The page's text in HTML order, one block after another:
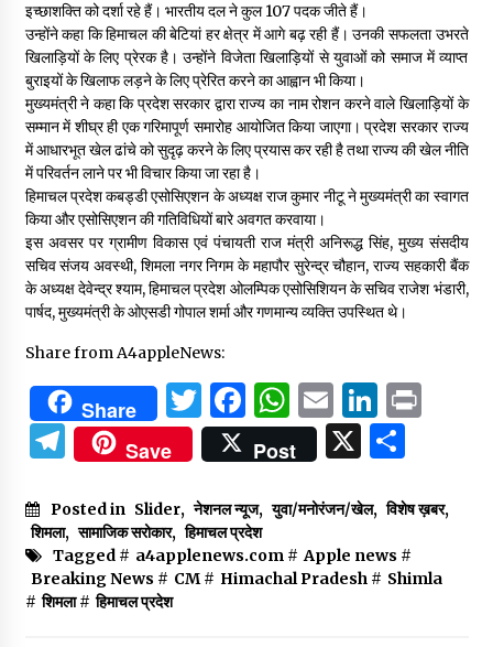
इच्छाशक्ति को दर्शा रहे हैं। भारतीय दल ने कुल 107 पदक जीते हैं।
उन्होंने कहा कि हिमाचल की बेटियां हर क्षेत्र में आगे बढ़ रही हैं। उनकी सफलता उभरते
खिलाड़ियों के लिए प्रेरक है। उन्होंने विजेता खिलाड़ियों से युवाओं को समाज में व्याप्त
बुराइयों के खिलाफ लड़ने के लिए प्रेरित करने का आह्वान भी किया।
मुख्यमंत्री ने कहा कि प्रदेश सरकार द्वारा राज्य का नाम रोशन करने वाले खिलाड़ियों के
सम्मान में शीघ्र ही एक गरिमापूर्ण समारोह आयोजित किया जाएगा। प्रदेश सरकार राज्य
में आधारभूत खेल ढांचे को सुदृढ़ करने के लिए प्रयास कर रही है तथा राज्य की खेल नीति
में परिवर्तन लाने पर भी विचार किया जा रहा है।
हिमाचल प्रदेश कबड्डी एसोसिएशन के अध्यक्ष राज कुमार नीटू ने मुख्यमंत्री का स्वागत
किया और एसोसिएशन की गतिविधियों बारे अवगत करवाया।
इस अवसर पर ग्रामीण विकास एवं पंचायती राज मंत्री अनिरूद्ध सिंह, मुख्य संसदीय
सचिव संजय अवस्थी, शिमला नगर निगम के महापौर सुरेन्द्र चौहान, राज्य सहकारी बैंक
के अध्यक्ष देवेन्द्र श्याम, हिमाचल प्रदेश ओलम्पिक एसोसिशियन के सचिव राजेश भंडारी,
पार्षद, मुख्यमंत्री के ओएसडी गोपाल शर्मा और गणमान्य व्यक्ति उपस्थित थे।
Share from A4appleNews:
Share Twitter
Facebook
WhatsApp
Email
Telegram
Save Post X
Posted in Slider, नेशनल न्यूज, युवा/मनोरंजन/खेल, विशेष ख़बर,
शिमला, सामाजिक सरोकार, हिमाचल प्रदेश
Tagged # a4applenews.com# Apple news #
Breaking News # CM# Himachal Pradesh# Shimla
# शिमला# हिमाचल प्रदेश